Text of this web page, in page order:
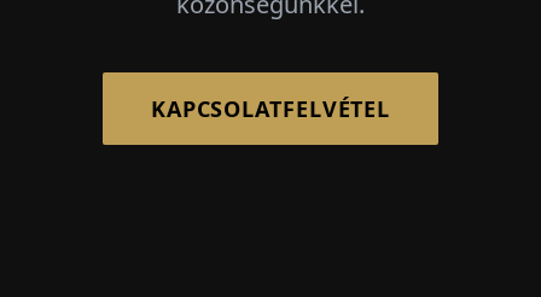
KAPCSOLATFELVÉTEL